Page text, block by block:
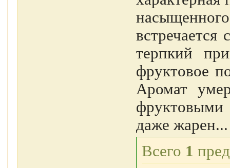
терпкий
фруктовое
Аромат
даже жарен...
Всего 1